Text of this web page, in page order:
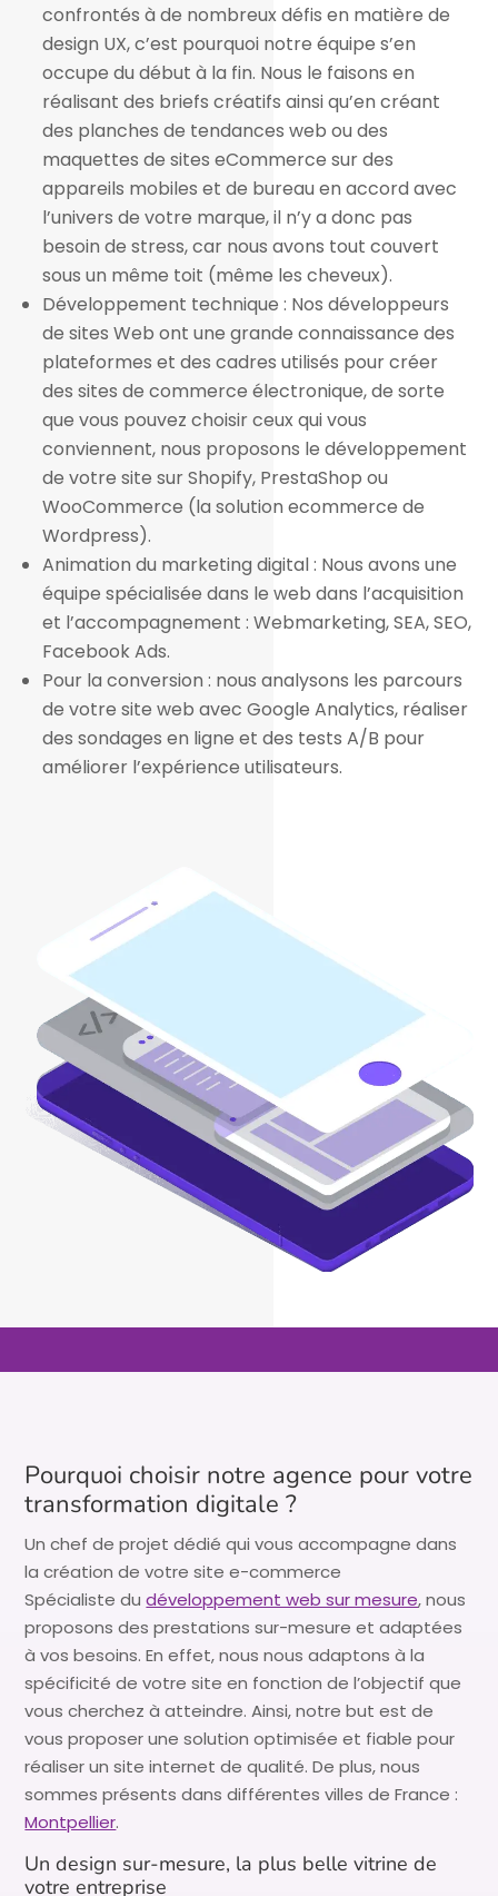
confrontés à de nombreux défis en matière de
design UX, c’est pourquoi notre équipe s’en
occupe du début à la fin. Nous le faisons en
réalisant des briefs créatifs ainsi qu’en créant
des planches de tendances web ou des
maquettes de sites eCommerce sur des
appareils mobiles et de bureau en accord avec
l’univers de votre marque, il n’y a donc pas
besoin de stress, car nous avons tout couvert
sous un même toit (même les cheveux).
Développement technique : Nos développeurs
de sites Web ont une grande connaissance des
plateformes et des cadres utilisés pour créer
des sites de commerce électronique, de sorte
que vous pouvez choisir ceux qui vous
conviennent, nous proposons le développement
de votre site sur Shopify, PrestaShop ou
WooCommerce (la solution ecommerce de
Wordpress).
Animation du marketing digital : Nous avons une
équipe spécialisée dans le web dans l’acquisition
et l’accompagnement : Webmarketing, SEA, SEO,
Facebook Ads.
Pour la conversion : nous analysons les parcours
de votre site web avec Google Analytics, réaliser
des sondages en ligne et des tests A/B pour
améliorer l’expérience utilisateurs.
Pourquoi choisir notre agence pour votre
transformation digitale ?
Un chef de projet dédié qui vous accompagne dans
la création de votre site e-commerce
Spécialiste dudéveloppement web sur mesure, nous
proposons des prestations sur-mesure et adaptées
à vos besoins. En effet, nous nous adaptons à la
spécificité de votre site en fonction de l’objectif que
vous cherchez à atteindre. Ainsi, notre but est de
vous proposer une solution optimisée et fiable pour
réaliser un site internet de qualité. De plus, nous
sommes présents dans différentes villes de France :
Montpellier.
Un design sur-mesure, la plus belle vitrine de
votre entreprise